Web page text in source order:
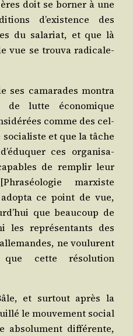
doit se bor­ner à une
d’existence des
du sala­riat, et que là
vue se trou­va radi­ca­le­
ses cama­rades mon­tra
de lutte éco­no­mique
comme des cel­
et que la tâche
ces orga­ni­sa­
de rem­plir leur
mar­xiste
adop­ta ce point de vue,
que beau­coup de
les repré­sen­tants des
ne vou­lurent
cette réso­lu­tion
et sur­tout après la
le mou­ve­ment social
abso­lu­ment dif­fé­rente,